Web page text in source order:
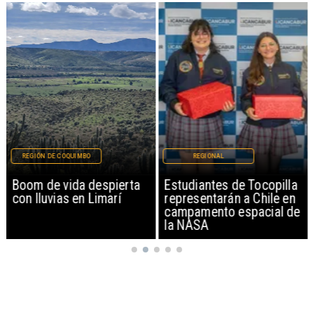
Boom de vida despierta
con lluvias en Limarí
REGIÓN DE COQUIMBO
Estudiantes de Tocopilla
representarán a Chile en
campamento espacial de
la NASA
REGIONAL